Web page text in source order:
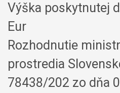
Výška poskytnutej
Eur
Rozhodnutie
prostredia
78438/202 zo dňa